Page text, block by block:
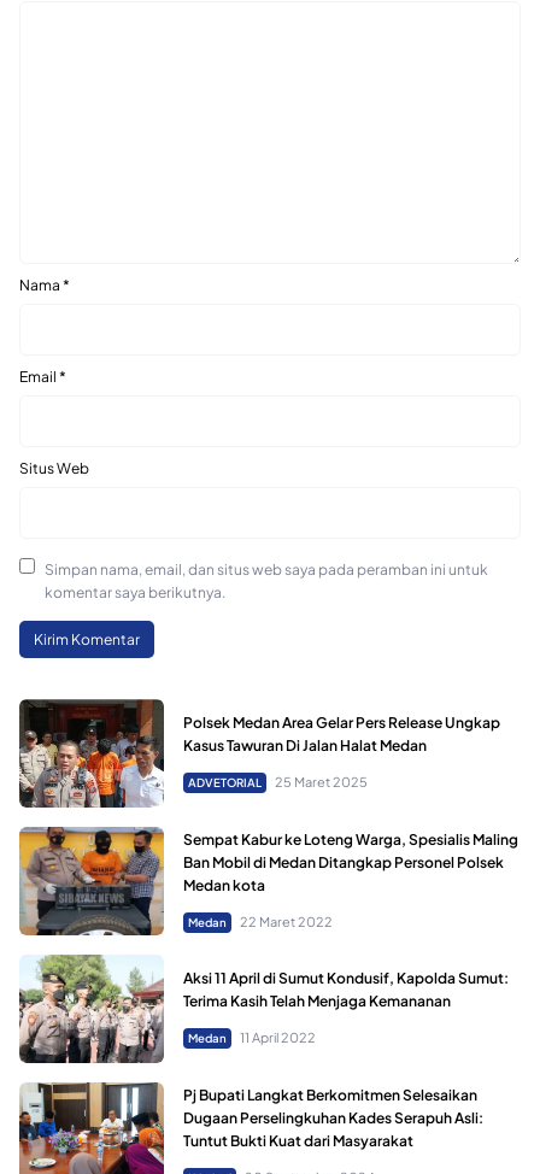
Nama *
Email *
Situs Web
Simpan nama, email, dan situs web saya pada peramban ini untuk
komentar saya berikutnya.
Polsek Medan Area Gelar Pers Release Ungkap
Kasus Tawuran Di Jalan Halat Medan
ADVETORIAL 25 Maret 2025
Sempat Kabur ke Loteng Warga, Spesialis Maling
Ban Mobil di Medan Ditangkap Personel Polsek
Medan kota
Medan 22 Maret 2022
Aksi 11 April di Sumut Kondusif, Kapolda Sumut:
Terima Kasih Telah Menjaga Kemananan
Medan 11 April 2022
Pj Bupati Langkat Berkomitmen Selesaikan
Dugaan Perselingkuhan Kades Serapuh Asli:
Tuntut Bukti Kuat dari Masyarakat